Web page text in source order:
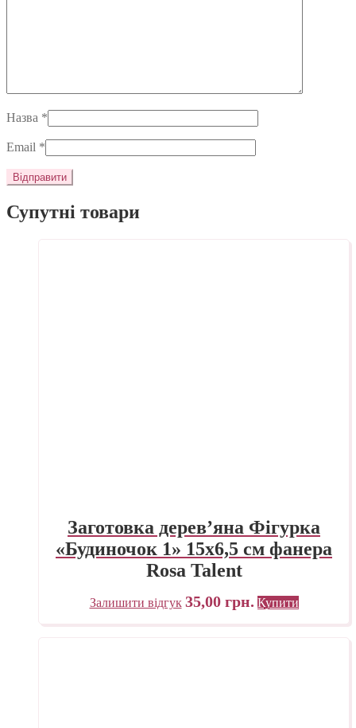
Назва *
Email *
Супутні товари
Заготовка дерев’яна Фігурка
«Будиночок 1» 15х6,5 см фанера
Rosa Talent
Залишити відгук 35,00 грн. Купити